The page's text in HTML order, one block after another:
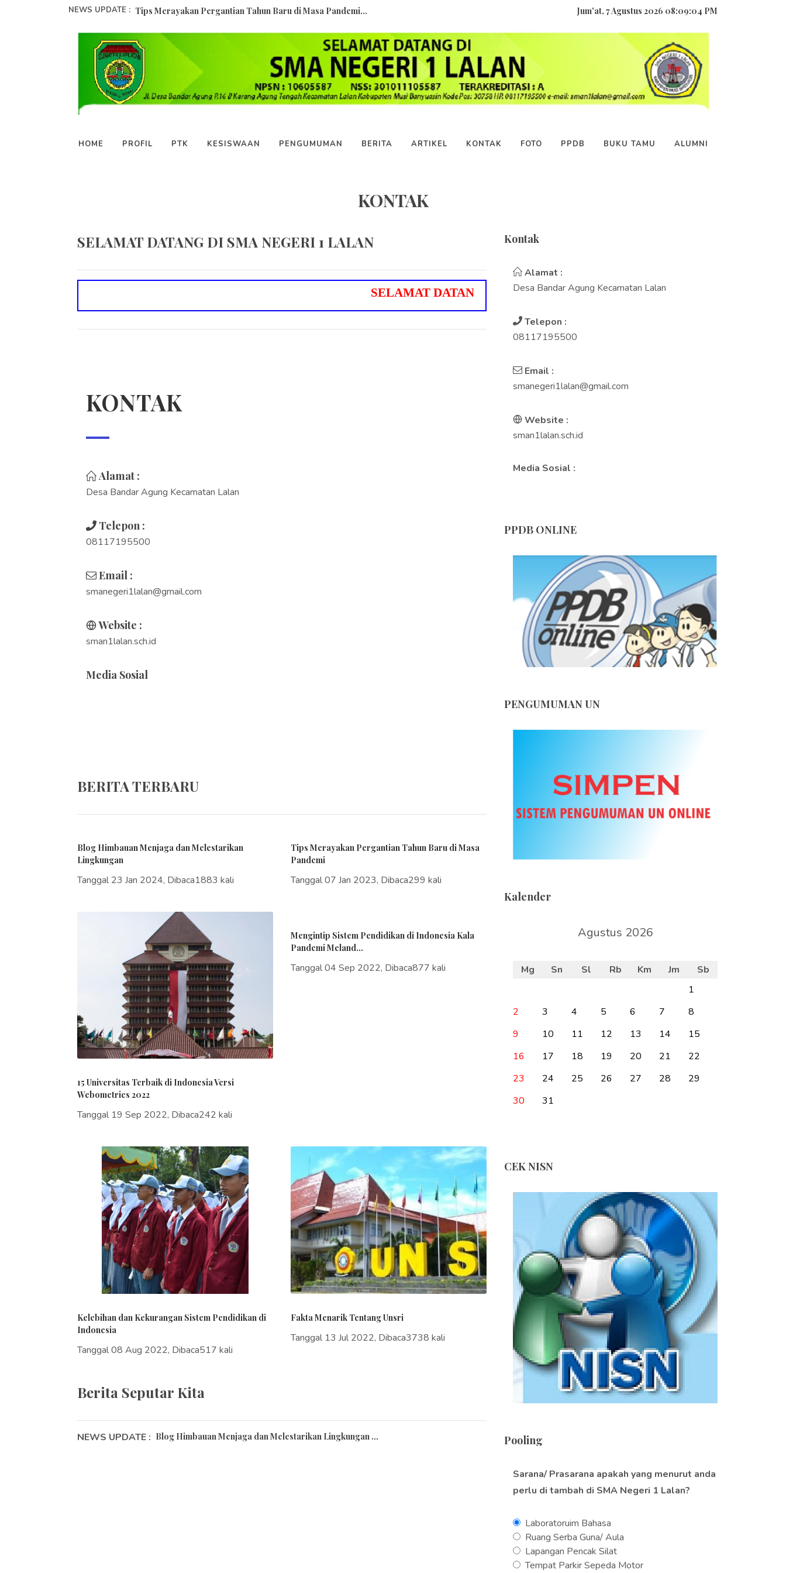
NEWS UPDATE : Tips Merayakan Pergantian Tahun Baru di Masa Pandemi...
15 Universitas Terbaik di Indonesia Versi Webometrics 2022...
Mengintip Sistem Pendidikan di Indonesia Kala Pandemi Meland...
Kelebihan dan Kekurangan Sistem Pendidikan di Indonesia...
Fakta Menarik Tentang Unsri...
Jum'at, 7 Agustus 2026 08:09:04 PM
HOME PROFIL PTK KESISWAAN PENGUMUMAN BERITA ARTIKEL KONTAK FOTO PPDB BUKU TAMU ALUMNI
KONTAK
SELAMAT DATANG DI SMA NEGERI 1 LALAN
LAMAT DA TANG D NEGERI 1 LALAN
KONTAK
Alamat :
Desa Bandar Agung Kecamatan Lalan
Telepon :
08117195500
Email :
smanegeri1lalan@gmail.com
Website :
sman1lalan.sch.id
Media Sosial
BERITA TERBARU
Blog Himbauan Menjaga dan Melestarikan
Lingkungan
Tanggal 23 Jan 2024, Dibaca1883 kali
Tips Merayakan Pergantian Tahun Baru di Masa
Pandemi
Tanggal 07 Jan 2023, Dibaca299 kali
15 Universitas Terbaik di Indonesia Versi
Webometrics 2022
Tanggal 19 Sep 2022, Dibaca242 kali
Mengintip Sistem Pendidikan di Indonesia Kala
Pandemi Meland...
Tanggal 04 Sep 2022, Dibaca877 kali
Kelebihan dan Kekurangan Sistem Pendidikan di
Indonesia
Tanggal 08 Aug 2022, Dibaca517 kali
Fakta Menarik Tentang Unsri
Tanggal 13 Jul 2022, Dibaca3738 kali
Berita Seputar Kita
NEWS UPDATE : Blog Himbauan Menjaga dan Melestarikan Lingkungan ...
Kontak
Alamat :
Desa Bandar Agung Kecamatan Lalan
Telepon :
08117195500
Email :
smanegeri1lalan@gmail.com
Website :
sman1lalan.sch.id
Media Sosial :
PPDB ONLINE
PENGUMUMAN UN
Kalender
Agustus 2026
Mg Sn Sl Rb Km Jm
Sb
1
2
3 4 5 6 7
8
9
10 11 12 13 14
15
16
17 18 19 20 21
22
23
24 25 26 27 28
29
30
31
CEK NISN
Pooling
Sarana/ Prasarana apakah yang menurut anda
perlu di tambah di SMA Negeri 1 Lalan?
Laboratoruim Bahasa
Ruang Serba Guna/ Aula
Lapangan Pencak Silat
Tempat Parkir Sepeda Motor